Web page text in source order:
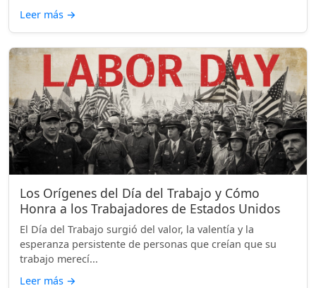
Leer más →
Los Orígenes del Día del Trabajo y Cómo
Honra a los Trabajadores de Estados Unidos
El Día del Trabajo surgió del valor, la valentía y la
esperanza persistente de personas que creían que su
trabajo merecí...
Leer más →